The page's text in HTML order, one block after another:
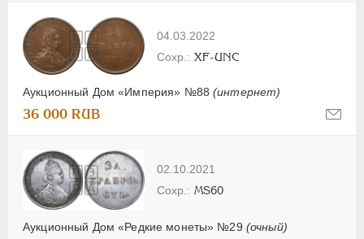
04.03.2022
Аукционный Дом «Империя» №88(интернет)
XF-UNC
36 000 RUB
02.10.2021
Аукционный Дом «Редкие монеты» №29 (очный)
MS60